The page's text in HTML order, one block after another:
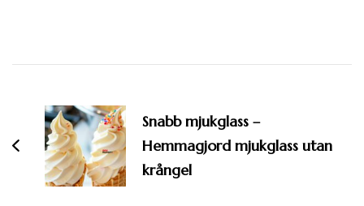
Snabb mjukglass –
Hemmagjord mjukglass utan
krångel